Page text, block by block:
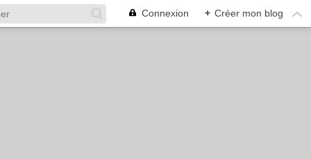
Connexion + Créer mon blog